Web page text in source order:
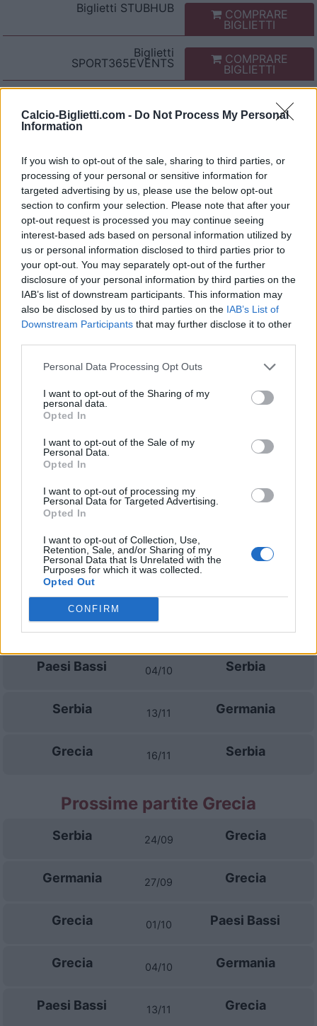
Calcio-Biglietti.com - Do Not Process My Personal
Information
If you wish to opt-out of the sale, sharing to third parties, or
processing of your personal or sensitive information for
targeted advertising by us, please use the below opt-out
section to confirm your selection. Please note that after your
opt-out request is processed you may continue seeing
interest-based ads based on personal information utilized by
us or personal information disclosed to third parties prior to
your opt-out. You may separately opt-out of the further
disclosure of your personal information by third parties on the
IAB’s list of downstream participants. This information may
also be disclosed by us to third parties on the IAB’s List of
Downstream Participants that may further disclose it to other
Personal Data Processing Opt Outs
I want to opt-out of the Sharing of my
personal data.
Opted In
I want to opt-out of the Sale of my
Personal Data.
Opted In
I want to opt-out of processing my
Personal Data for Targeted Advertising.
Opted In
I want to opt-out of Collection, Use,
Retention, Sale, and/or Sharing of my
Personal Data that Is Unrelated with the
Purposes for which it was collected.
Opted Out
CONFIRM
Biglietti STUBHUB COMPRARE
BIGLIETTI
Biglietti
SPORT365EVENTS COMPRARE
BIGLIETTI
FOOTBALLTICKETPAD
Biglietti
Nessun biglietto a
FOOTBALLTICKETNET
Nessun biglietto a
P1TRAVEL
Nessun biglietto a
CDISCOUNT
Nessun biglietto a
TICKETMASTER
Nessun biglietto a
FNAC
Nessun biglietto a
Partite Serbia Grecia
2023
2023 Serbia Grecia
Prossime partite Serbia
Serbia 24/09
Serbia
Germania
Paesi Bassi 04/10 Serbia
Serbia 13/11 Germania
Grecia 16/11 Serbia
Prossime partite Grecia
Serbia 24/09 Grecia
Germania 27/09 Grecia
Grecia 01/10 Paesi Bassi
Grecia 04/10 Germania
Paesi Bassi 13/11 Grecia